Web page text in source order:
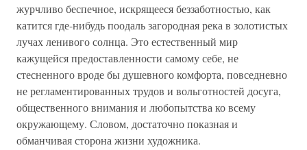
журчливо беспечное, искрящееся беззаботностью, как
катится где-нибудь поодаль загородная река в золотистых
лучах ленивого солнца. Это естественный мир
кажущейся предоставленности самому себе, не
стесненного вроде бы душевного комфорта, повседневно
не регламентированных трудов и вольготностей досуга,
общественного внимания и любопытства ко всему
окружающему. Словом, достаточно показная и
обманчивая сторона жизни художника.